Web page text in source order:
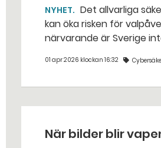
NYHET
kan öka risken för
närvarande är Sverige
informationspåverkan,
säger Jerker Sundstrand
(MPF).
01 apr 2026 klockan 16:32
När bilder blir